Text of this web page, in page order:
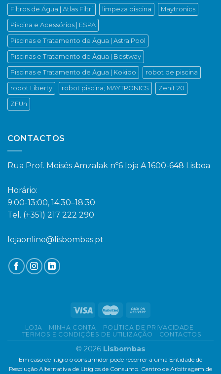
Filtros de Água | Atlas Filtri limpeza piscina Maytronics
Piscina e Acessórios | ESPA
Piscinas e Tratamento de Água | AstralPool
Piscinas e Tratamento de Água | Bestway
Piscinas e Tratamento de Água | Kokido robot de piscina
robot Liberty robot piscina; MAYTRONICS Zenit 20
ZFUn
CONTACTOS
Rua Prof. Moisés Amzalak nº6 loja A 1600-648 Lisboa
Horário:
9:00-13:00, 14:30–18:30
Tel. (+351) 217 222 290
lojaonline@lisbombas.pt
LOJA MINHA CONTA
POLÍTICA DE PRIVACIDADE
TERMOS E CONDIÇÕES DE UTILIZAÇÃO
CONTACTOS
© 2026 Lisbombas
Em caso de litígio o consumidor pode recorrer a uma Entidade de
Resolução Alternativa de Litígios de Consumo. Centro de Arbitragem de